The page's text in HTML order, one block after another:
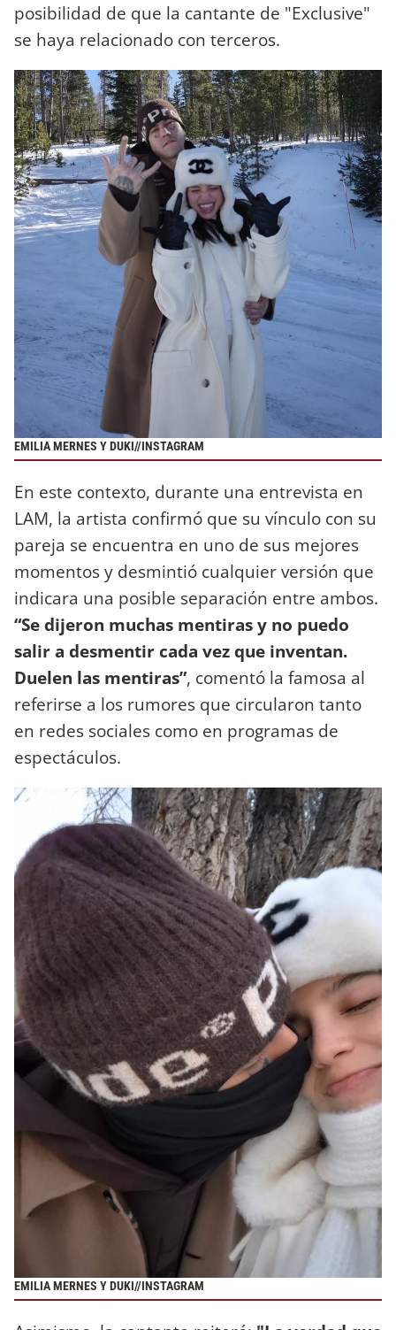
posibilidad de que la cantante de "Exclusive"
se haya relacionado con terceros.
EMILIA MERNES Y DUKI//INSTAGRAM
En este contexto, durante una entrevista en
LAM, la artista confirmó que su vínculo con su
pareja se encuentra en uno de sus mejores
momentos y desmintió cualquier versión que
indicara una posible separación entre ambos.
“Se dijeron muchas mentiras y no puedo
salir a desmentir cada vez que inventan.
Duelen las mentiras”, comentó la famosa al
referirse a los rumores que circularon tanto
en redes sociales como en programas de
espectáculos.
EMILIA MERNES Y DUKI//INSTAGRAM